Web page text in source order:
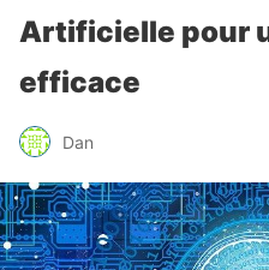
Artificielle pour
efficace
Dan